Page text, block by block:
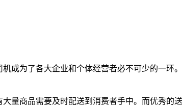
成为了各大企业和个体经营者必不可少的一环
量商品需要及时配送到消费者手中。而优秀的